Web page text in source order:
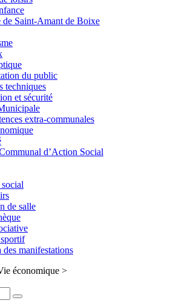
de Saint-Amant de Boixe
du public
techniques
et sécurité
extra-communales
d’Action Social
de salle
des manifestations
économique >